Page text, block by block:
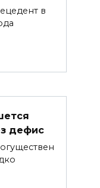
в
дефис